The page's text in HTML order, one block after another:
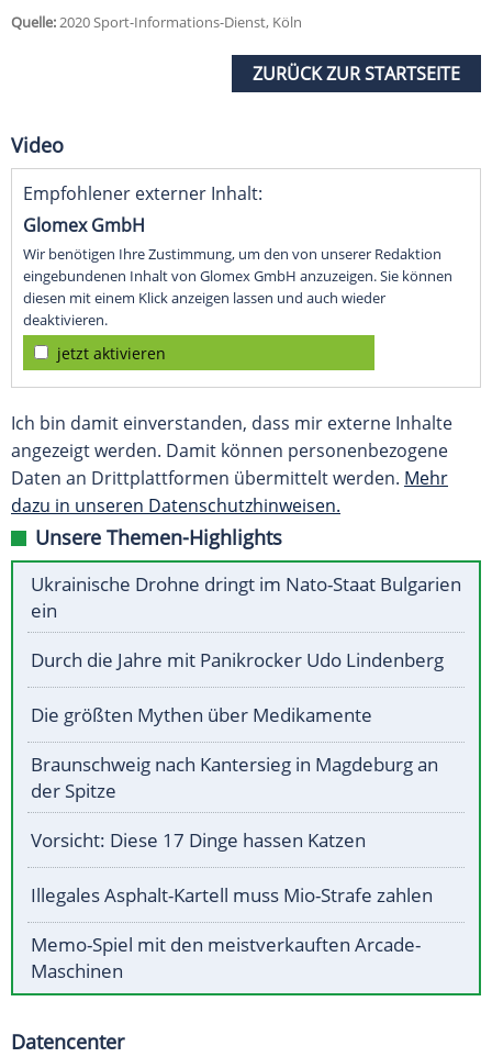
Quelle:2020 Sport-Informations-Dienst, Köln
ZURÜCK ZUR STARTSEITE
Video
Empfohlener externer Inhalt:
Glomex GmbH
Wir benötigen Ihre Zustimmung, um den von unserer Redaktion
eingebundenen Inhalt von Glomex GmbH anzuzeigen. Sie können
diesen mit einem Klick anzeigen lassen und auch wieder
deaktivieren.
jetzt aktivieren
Ich bin damit einverstanden, dass mir externe Inhalte
angezeigt werden. Damit können personenbezogene
Daten an Drittplattformen übermittelt werden. Mehr
dazu in unseren Datenschutzhinweisen.
Unsere Themen-Highlights
Ukrainische Drohne dringt im Nato-Staat Bulgarien
ein
Durch die Jahre mit Panikrocker Udo Lindenberg
Die größten Mythen über Medikamente
Braunschweig nach Kantersieg in Magdeburg an
der Spitze
Vorsicht: Diese 17 Dinge hassen Katzen
Illegales Asphalt-Kartell muss Mio-Strafe zahlen
Memo-Spiel mit den meistverkauften Arcade-
Maschinen
Datencenter